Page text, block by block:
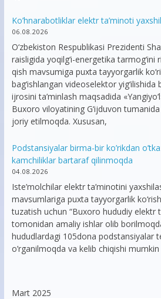
Ko’hnarabotliklar elektr ta’minoti
06.08.2026
O‘zbekiston Respublikasi Prezidenti
raisligida yoqilg‘i-energetika
qish mavsumiga puxta tayyorgarlik
bag‘ishlangan videoselektor
ijrosini ta’minlash maqsadida
Buxoro viloyatining G‘ijduvon
joriy etilmoqda. Xususan,
Podstansiyalar birma-bir ko’rikdan
kamchiliklar bartaraf qilinmoqda
04.08.2026
Iste’molchilar elektr ta’minotini
mavsumlariga puxta tayyorgarlik
tuzatish uchun “Buxoro hududiy elektr
tomonidan amaliy ishlar olib
hududlardagi 105dona podstansiyalar
o’rganilmoqda va kelib chiqishi mumkin
Mart 2025